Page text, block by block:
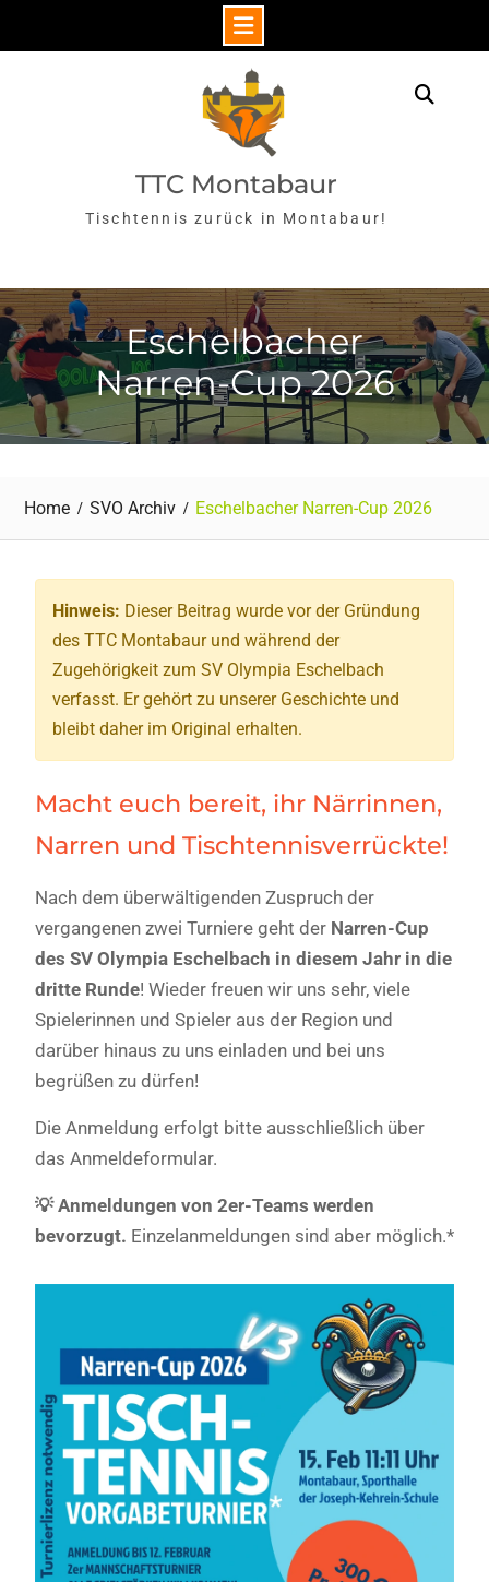
TTC Montabaur
Tischtennis zurück in Montabaur!
Eschelbacher
Narren-Cup 2026
Home SVO Archiv Eschelbacher Narren-Cup 2026
Hinweis: Dieser Beitrag wurde vor der Gründung
des TTC Montabaur und während der
Zugehörigkeit zum SV Olympia Eschelbach
verfasst. Er gehört zu unserer Geschichte und
bleibt daher im Original erhalten.
Macht euch bereit, ihr Närrinnen,
Narren und Tischtennisverrückte!
Nach dem überwältigenden Zuspruch der
vergangenen zwei Turniere geht der Narren-Cup
des SV Olympia Eschelbach in diesem Jahr in die
dritte Runde! Wieder freuen wir uns sehr, viele
Spielerinnen und Spieler aus der Region und
darüber hinaus zu uns einladen und bei uns
begrüßen zu dürfen!
Die Anmeldung erfolgt bitte ausschließlich über
das Anmeldeformular.
💡 Anmeldungen von 2er-Teams werden
bevorzugt. Einzelanmeldungen sind aber möglich.*